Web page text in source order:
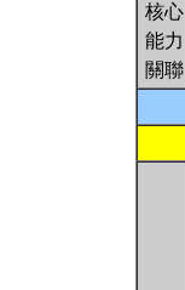
核心
能力
關聯